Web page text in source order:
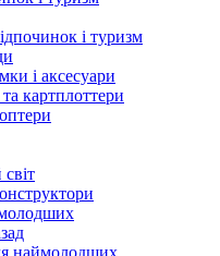
і туризм
і аксесуари
картплоттери
наймолодших